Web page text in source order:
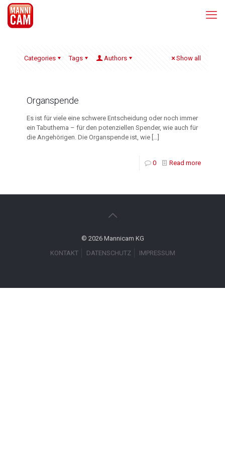
Categories Tags Authors Show all
Organspende
Es ist für viele eine schwere Entscheidung oder noch immer
ein Tabuthema – für den potenziellen Spender, wie auch für
die Angehörigen. Die Organspende ist, wie […]
0 Read more
© 2026 Mannicam KG
KONTAKT
DATENSCHUTZ IMPRESSUM